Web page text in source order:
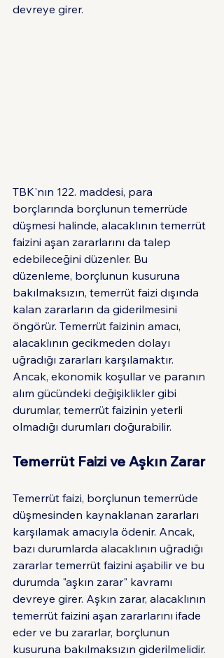
devreye girer.
TBK'nın 122. maddesi, para
borçlarında borçlunun temerrüde
düşmesi halinde, alacaklının temerrüt
faizini aşan zararlarını da talep
edebileceğini düzenler. Bu
düzenleme, borçlunun kusuruna
bakılmaksızın, temerrüt faizi dışında
kalan zararların da giderilmesini
öngörür. Temerrüt faizinin amacı,
alacaklının gecikmeden dolayı
uğradığı zararları karşılamaktır.
Ancak, ekonomik koşullar ve paranın
alım gücündeki değişiklikler gibi
durumlar, temerrüt faizinin yeterli
olmadığı durumları doğurabilir.
Temerrüt Faizi ve Aşkın Zarar
Temerrüt faizi, borçlunun temerrüde
düşmesinden kaynaklanan zararları
karşılamak amacıyla ödenir. Ancak,
bazı durumlarda alacaklının uğradığı
zararlar temerrüt faizini aşabilir ve bu
durumda "aşkın zarar" kavramı
devreye girer. Aşkın zarar, alacaklının
temerrüt faizini aşan zararlarını ifade
eder ve bu zararlar, borçlunun
kusuruna bakılmaksızın giderilmelidir.